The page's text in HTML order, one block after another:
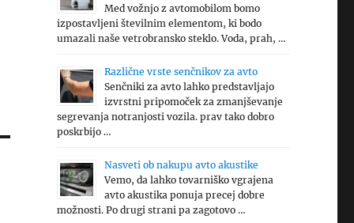
Med vožnjo z avtomobilom bomo
izpostavljeni številnim elementom, ki bodo
umazali naše vetrobransko steklo. Voda, prah, …
Različne vrste senčnikov za avto
Senčniki za avto lahko predstavljajo
izvrstni pripomoček za zmanjševanje
segrevanja notranjosti vozila. prav tako dobro
poskrbijo …
Nasveti ob nakupu avto akustike
Vemo, da lahko tovarniško vgrajena
avto akustika ponuja precej dobre
možnosti. Po drugi strani pa zagotovo …